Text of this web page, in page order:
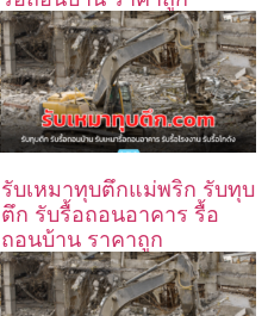
รับเหมาทุบตึกแม่พริก รับทุบ
ตึก รับรื้อถอนอาคาร รื้อ
ถอนบ้าน ราคาถูก